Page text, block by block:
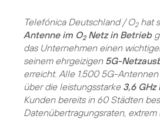
Telefónica Deutschland / O2hat
Antenne im O2Netz in Betrieb
das Unternehmen einen
seinem ehrgeizigen 5G-
erreicht. Alle 1.500 5G-Antennen
über die leistungsstarke 3,6 GHz
Kunden bereits in 60 Städten
Datenübertragungsraten,